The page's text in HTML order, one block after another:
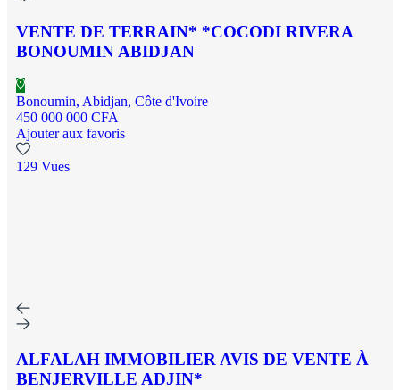
VENTE DE TERRAIN* *COCODI RIVERA
BONOUMIN ABIDJAN
Bonoumin, Abidjan, Côte d'Ivoire
450 000 000 CFA
Ajouter aux favoris
129 Vues
ALFALAH IMMOBILIER AVIS DE VENTE À
BENJERVILLE ADJIN*